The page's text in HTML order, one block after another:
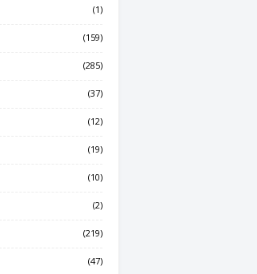
(1)
(159)
(285)
(37)
(12)
(19)
(10)
(2)
(219)
(47)